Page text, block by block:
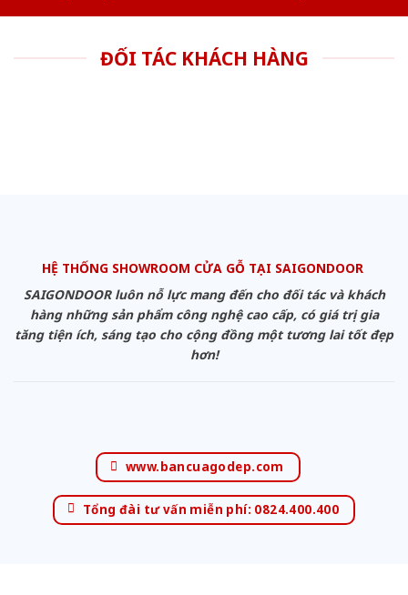
ĐỐI TÁC KHÁCH HÀNG
HỆ THỐNG SHOWROOM CỬA GỖ TẠI SAIGONDOOR
SAIGONDOOR luôn nỗ lực mang đến cho đối tác và khách
hàng những sản phẩm công nghệ cao cấp, có giá trị gia
tăng tiện ích, sáng tạo cho cộng đồng một tương lai tốt đẹp
hơn!
www.bancuagodep.com
Tổng đài tư vấn miễn phí: 0824.400.400